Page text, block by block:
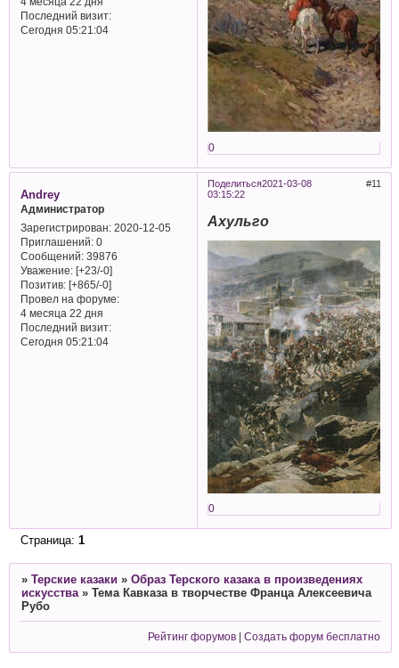
Последний визит:
Сегодня 05:21:04
0
Поделиться 11
2021-03-08
03:15:22
Andrey
Администратор
Зарегистрирован: 2020-12-05
Приглашений:0
Сообщений:39876
Уважение: [+23/-0]
Позитив: [+865/-0]
Провел на форуме:
4 месяца 22 дня
Последний визит:
Сегодня 05:21:04
Ахульго
0
Страница: 1
» Терские казаки » Образ Терского казака в произведениях
искусства » Тема Кавказа в творчестве Франца Алексеевича
Рубо
Рейтинг форумов |Создать форум бесплатно